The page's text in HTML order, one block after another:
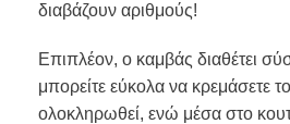
διαβάζουν αριθμούς!
Επιπλέον, ο καμβάς διαθέτει
μπορείτε εύκολα να κρεμάσετε
ολοκληρωθεί, ενώ μέσα στο